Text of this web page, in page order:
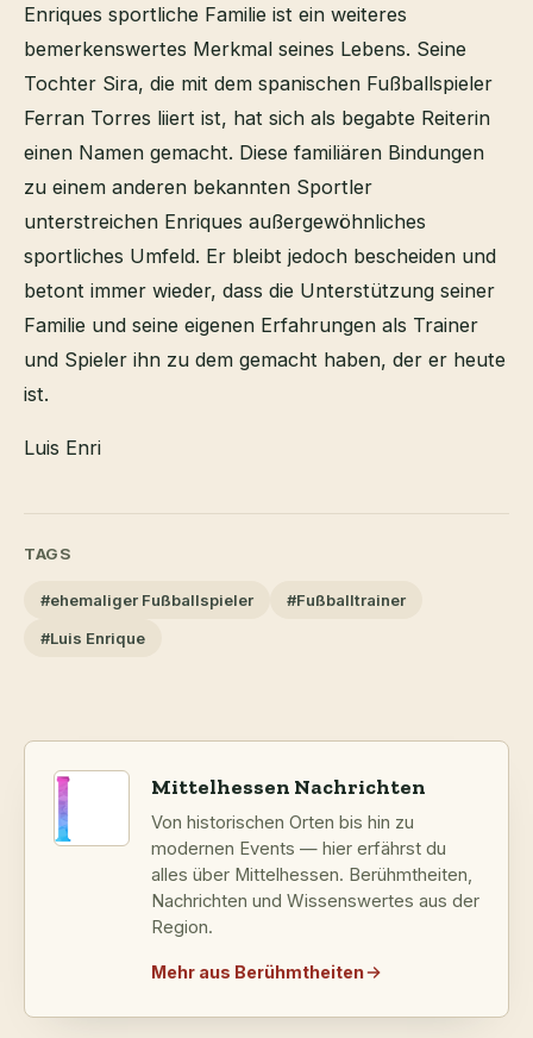
Enriques sportliche Familie ist ein weiteres
bemerkenswertes Merkmal seines Lebens. Seine
Tochter Sira, die mit dem spanischen Fußballspieler
Ferran Torres liiert ist, hat sich als begabte Reiterin
einen Namen gemacht. Diese familiären Bindungen
zu einem anderen bekannten Sportler
unterstreichen Enriques außergewöhnliches
sportliches Umfeld. Er bleibt jedoch bescheiden und
betont immer wieder, dass die Unterstützung seiner
Familie und seine eigenen Erfahrungen als Trainer
und Spieler ihn zu dem gemacht haben, der er heute
ist.
Luis Enri
TAGS
#ehemaliger Fußballspieler
#Fußballtrainer
#Luis Enrique
Mittelhessen Nachrichten
Von historischen Orten bis hin zu
modernen Events — hier erfährst du
alles über Mittelhessen. Berühmtheiten,
Nachrichten und Wissenswertes aus der
Region.
Mehr aus Berühmtheiten